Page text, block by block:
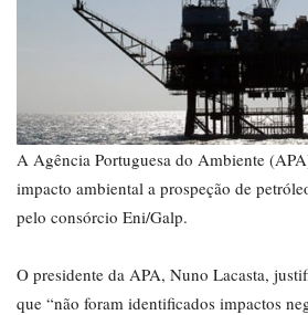
A Agência Portuguesa do Ambiente
impacto ambiental a prospeção de
pelo consórcio Eni/Galp.
O presidente da APA, Nuno Lacasta,
que “não foram identificados impactos